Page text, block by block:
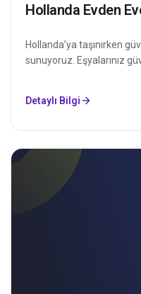
Hollanda Evden
Hollanda’ya taşınırken
sunuyoruz. Eşyalarınız
Detaylı Bilgi